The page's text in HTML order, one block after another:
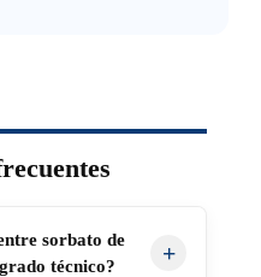
sorbato de
técnico?
+